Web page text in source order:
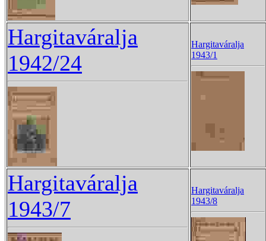
Hargitaváralja
1942/24
Hargitaváralja
1943/1
Hargitaváralja
1943/7
Hargitaváralja
1943/8